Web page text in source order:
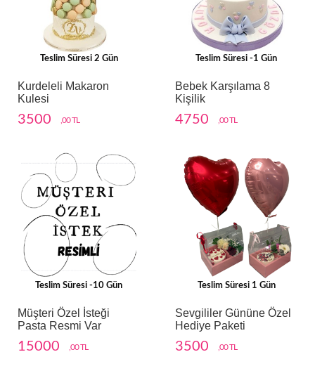
Teslim Süresi 2 Gün
Kurdeleli Makaron
Kulesi
3500 ,00 TL
Teslim Süresi -1 Gün
Bebek Karşılama 8
Kişilik
4750 ,00 TL
Teslim Süresi -10 Gün
Müşteri Özel İsteği
Pasta Resmi Var
15000 ,00 TL
Teslim Süresi 1 Gün
Sevgililer Gününe Özel
Hediye Paketi
3500 ,00 TL